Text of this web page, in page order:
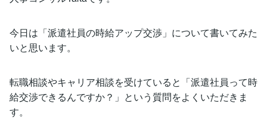
今日は「派遣社員の時給アップ交渉」について書いてみた
いと思います。
転職相談やキャリア相談を受けていると「派遣社員って時
給交渉できるんですか？」という質問をよくいただきま
す。